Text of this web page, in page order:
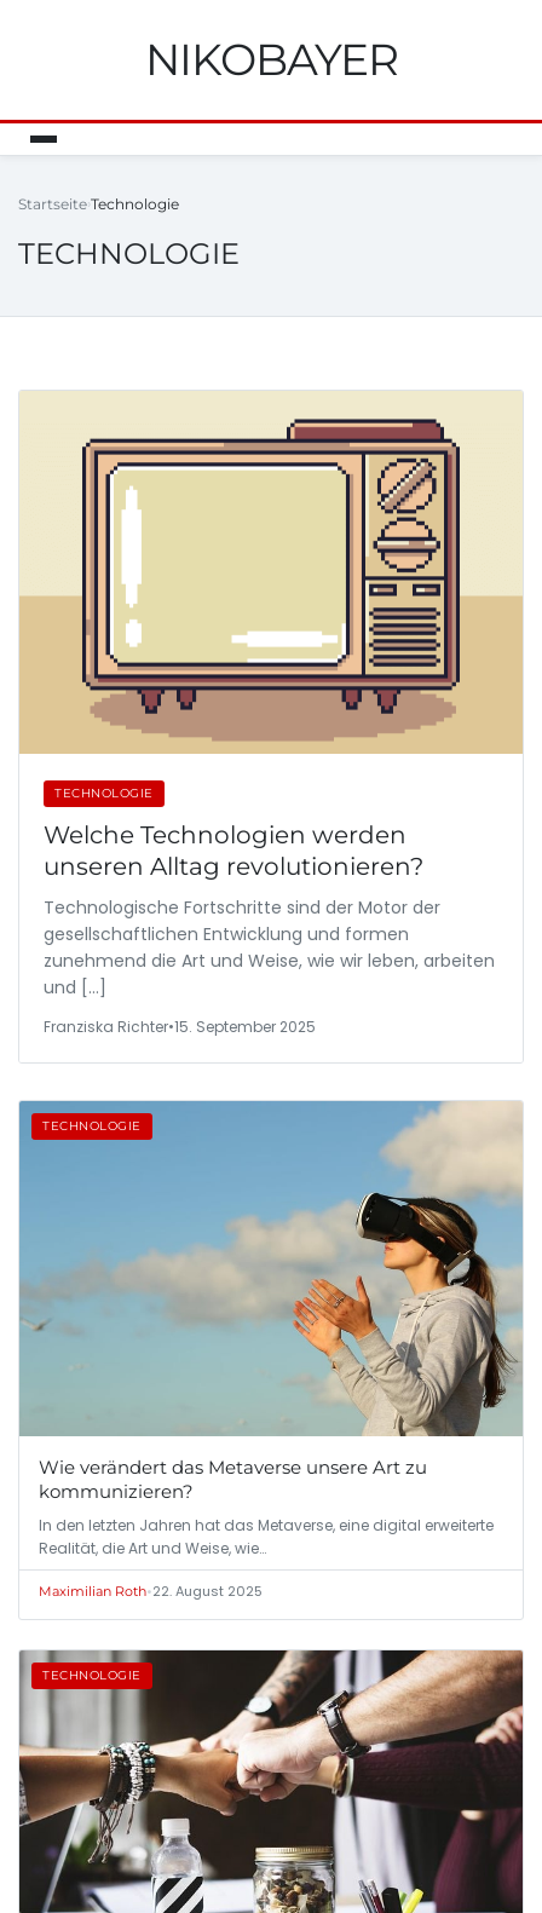
NIKOBAYER
Startseite Technologie
TECHNOLOGIE
TECHNOLOGIE
Welche Technologien werden
unseren Alltag revolutionieren?
Technologische Fortschritte sind der Motor der
gesellschaftlichen Entwicklung und formen
zunehmend die Art und Weise, wie wir leben, arbeiten
und […]
Franziska Richter•15. September 2025
TECHNOLOGIE
Wie verändert das Metaverse unsere Art zu
kommunizieren?
In den letzten Jahren hat das Metaverse, eine digital erweiterte
Realität, die Art und Weise, wie…
Maximilian Roth•22. August 2025
TECHNOLOGIE